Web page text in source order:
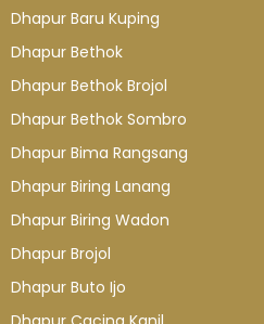
Dhapur Baru Kuping
Dhapur Bethok
Dhapur Bethok Brojol
Dhapur Bethok Sombro
Dhapur Bima Rangsang
Dhapur Biring Lanang
Dhapur Biring Wadon
Dhapur Brojol
Dhapur Buto Ijo